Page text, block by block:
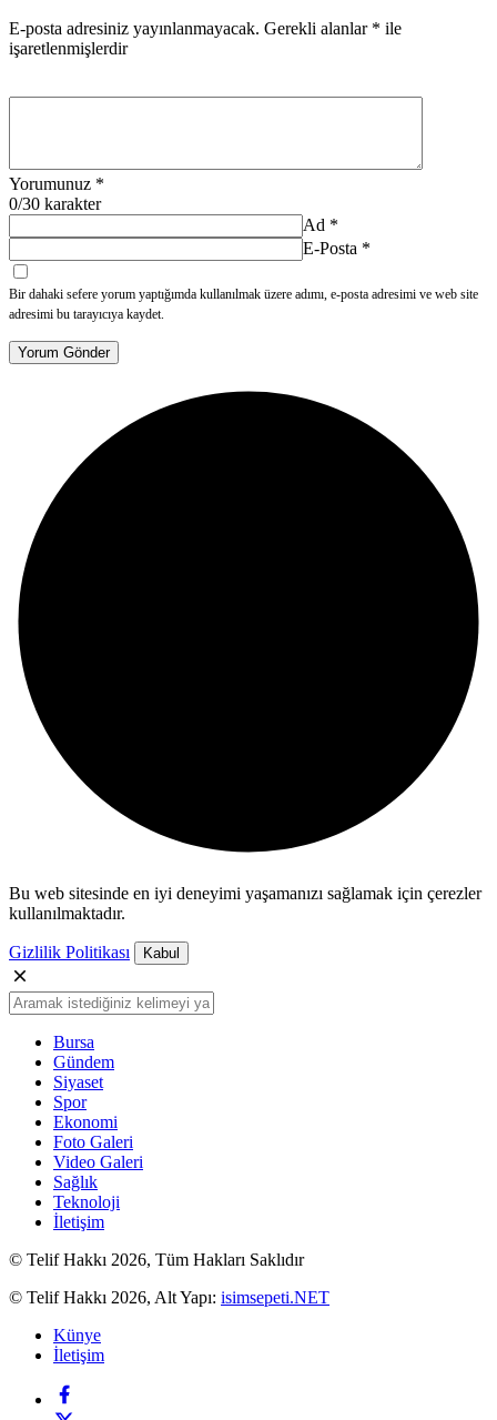
E-posta adresiniz yayınlanmayacak. Gerekli alanlar * ile
işaretlenmişlerdir
Yorumunuz *
0/30 karakter
Ad *
E-Posta *
Bir dahaki sefere yorum yaptığımda kullanılmak üzere adımı, e-posta adresimi ve web site
adresimi bu tarayıcıya kaydet.
Yorum Gönder
Bu web sitesinde en iyi deneyimi yaşamanızı sağlamak için çerezler
kullanılmaktadır.
Gizlilik Politikası Kabul
Bursa
Gündem
Siyaset
Spor
Ekonomi
Foto Galeri
Video Galeri
Sağlık
Teknoloji
İletişim
© Telif Hakkı 2026, Tüm Hakları Saklıdır
© Telif Hakkı 2026, Alt Yapı: isimsepeti.NET
Künye
İletişim